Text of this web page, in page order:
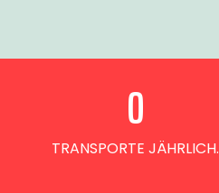
TRANSPORTE JÄHRLICH.
0